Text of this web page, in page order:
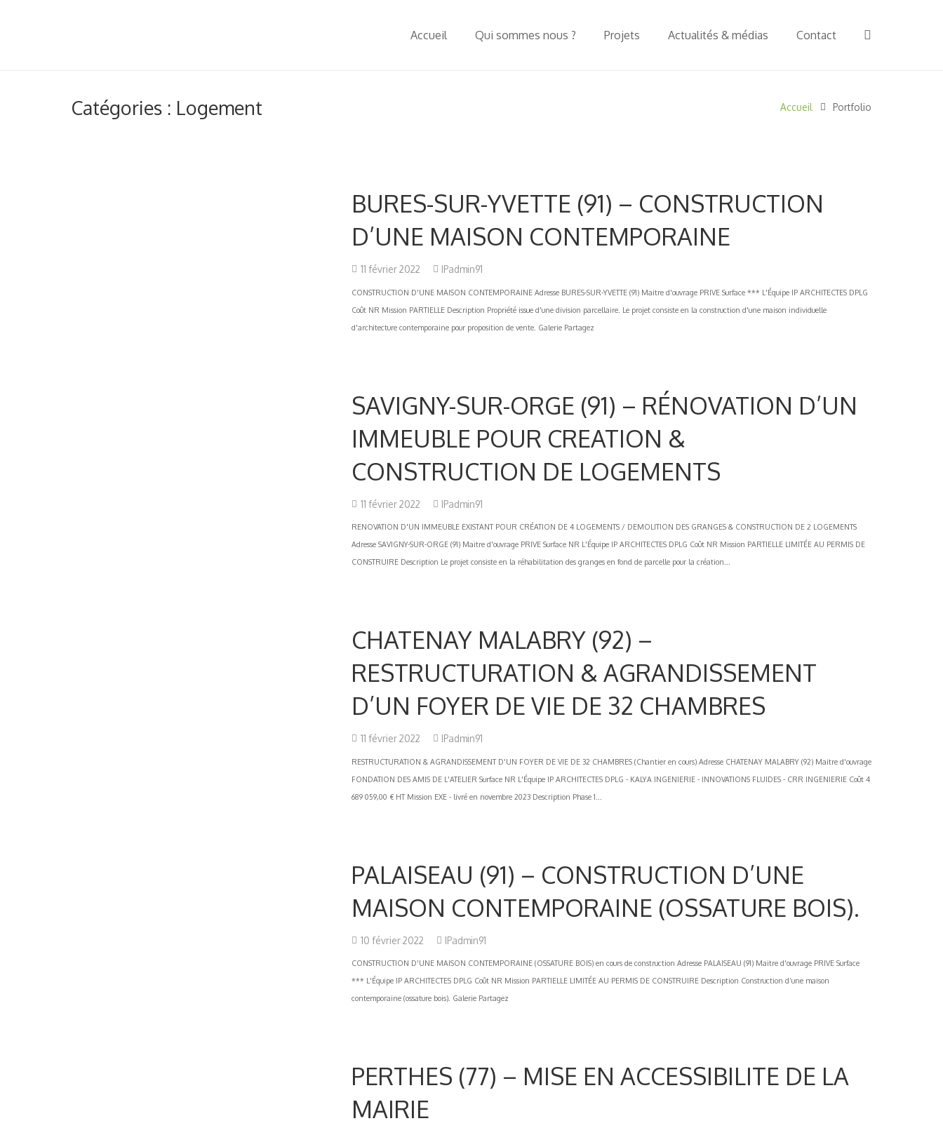
Accueil Qui sommes nous ? Projets Actualités & médias Contact
Catégories : Logement Accueil Portfolio
BURES-SUR-YVETTE (91) – CONSTRUCTION
D’UNE MAISON CONTEMPORAINE
11 février 2022 IPadmin91
CONSTRUCTION D'UNE MAISON CONTEMPORAINE Adresse BURES-SUR-YVETTE (91) Maitre d'ouvrage PRIVE Surface *** L'Équipe IP ARCHITECTES DPLG
Coût NR Mission PARTIELLE Description Propriété issue d'une division parcellaire. Le projet consiste en la construction d'une maison individuelle
d'architecture contemporaine pour proposition de vente. Galerie Partagez
SAVIGNY-SUR-ORGE (91) – RÉNOVATION D’UN
IMMEUBLE POUR CREATION &
CONSTRUCTION DE LOGEMENTS
11 février 2022 IPadmin91
RENOVATION D'UN IMMEUBLE EXISTANT POUR CRÉATION DE 4 LOGEMENTS / DEMOLITION DES GRANGES & CONSTRUCTION DE 2 LOGEMENTS
Adresse SAVIGNY-SUR-ORGE (91) Maitre d'ouvrage PRIVE Surface NR L'Équipe IP ARCHITECTES DPLG Coût NR Mission PARTIELLE LIMITÉE AU PERMIS DE
CONSTRUIRE Description Le projet consiste en la réhabilitation des granges en fond de parcelle pour la création...
CHATENAY MALABRY (92) –
RESTRUCTURATION & AGRANDISSEMENT
D’UN FOYER DE VIE DE 32 CHAMBRES
11 février 2022 IPadmin91
RESTRUCTURATION & AGRANDISSEMENT D'UN FOYER DE VIE DE 32 CHAMBRES (Chantier en cours) Adresse CHATENAY MALABRY (92) Maitre d'ouvrage
FONDATION DES AMIS DE L'ATELIER Surface NR L'Équipe IP ARCHITECTES DPLG - KALYA INGENIERIE - INNOVATIONS FLUIDES - CRR INGENIERIE Coût 4
689 059,00 € HT Mission EXE - livré en novembre 2023 Description Phase 1...
PALAISEAU (91) – CONSTRUCTION D’UNE
MAISON CONTEMPORAINE (OSSATURE BOIS).
10 février 2022 IPadmin91
CONSTRUCTION D'UNE MAISON CONTEMPORAINE (OSSATURE BOIS) en cours de construction Adresse PALAISEAU (91) Maitre d'ouvrage PRIVE Surface
*** L'Équipe IP ARCHITECTES DPLG Coût NR Mission PARTIELLE LIMITÉE AU PERMIS DE CONSTRUIRE Description Construction d’une maison
contemporaine (ossature bois). Galerie Partagez
PERTHES (77) – MISE EN ACCESSIBILITE DE LA
MAIRIE